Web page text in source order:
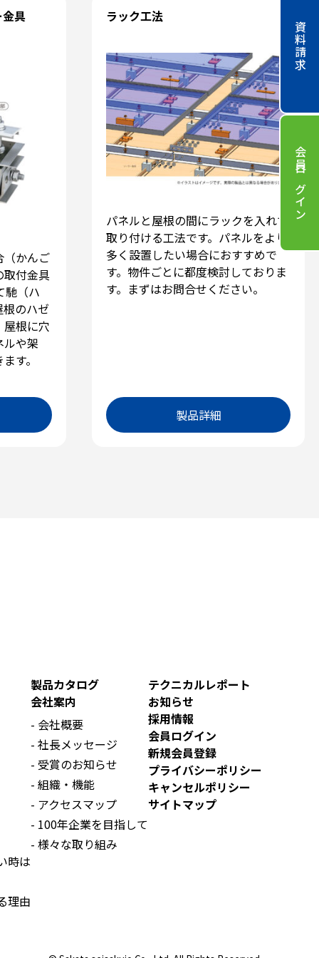
資料請求
会員ログイン
具
（かんご
取付金具
馳（ハ
のハゼ
根に穴
ルや架
す。
ラック工法
パネルと屋根の間にラックを入れて
取り付ける工法です。パネルをより
多く設置したい場合におすすめで
す。物件ごとに都度検討しておりま
す。まずはお問合せください。
製品詳細
時は
理由
製品カタログ
会社案内
会社概要
社長メッセージ
受賞のお知らせ
組織・機能
アクセスマップ
100年企業を目指して
様々な取り組み
テクニカルレポート
お知らせ
採用情報
会員ログイン
新規会員登録
プライバシーポリシー
キャンセルポリシー
サイトマップ